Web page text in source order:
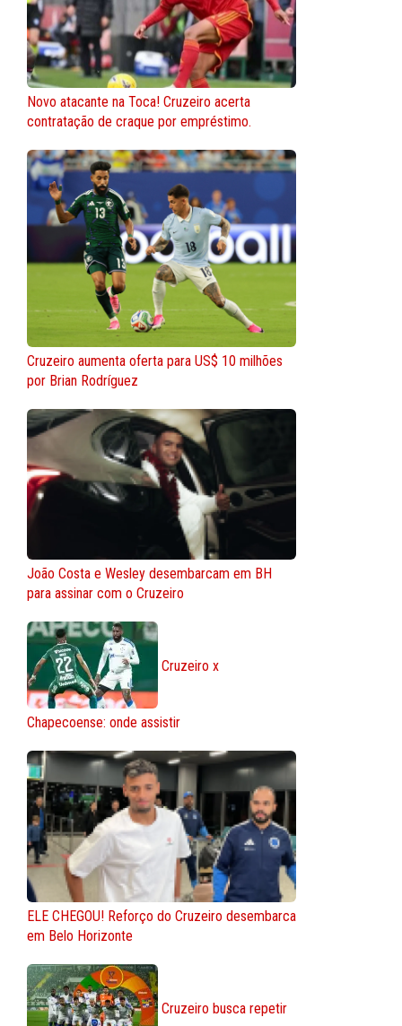
Novo atacante na Toca! Cruzeiro acerta
contratação de craque por empréstimo.
Cruzeiro aumenta oferta para US$ 10 milhões
por Brian Rodríguez
João Costa e Wesley desembarcam em BH
para assinar com o Cruzeiro
Cruzeiro x
Chapecoense: onde assistir
ELE CHEGOU! Reforço do Cruzeiro desembarca
em Belo Horizonte
Cruzeiro busca repetir